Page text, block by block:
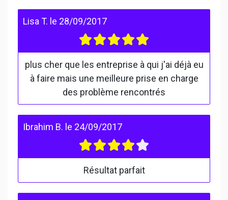
Lisa T. le 28/09/2017
plus cher que les entreprise à qui j'ai déjà eu
à faire mais une meilleure prise en charge
des problème rencontrés
Ibrahim B. le 24/09/2017
Résultat parfait